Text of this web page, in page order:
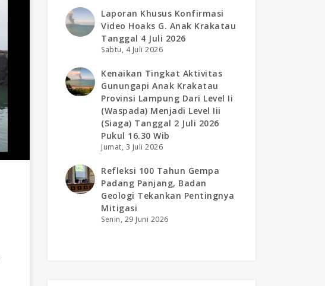
Laporan Khusus Konfirmasi
Video Hoaks G. Anak Krakatau
Tanggal 4 Juli 2026
Sabtu, 4 Juli 2026
Kenaikan Tingkat Aktivitas
Gunungapi Anak Krakatau
Provinsi Lampung Dari Level Ii
(waspada) Menjadi Level Iii
(siaga) Tanggal 2 Juli 2026
Pukul 16.30 Wib
Jumat, 3 Juli 2026
Refleksi 100 Tahun Gempa
Padang Panjang, Badan
Geologi Tekankan Pentingnya
Mitigasi
Senin, 29 Juni 2026